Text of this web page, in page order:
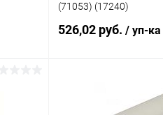
(71053) (17240)
526,02 руб. / уп-ка